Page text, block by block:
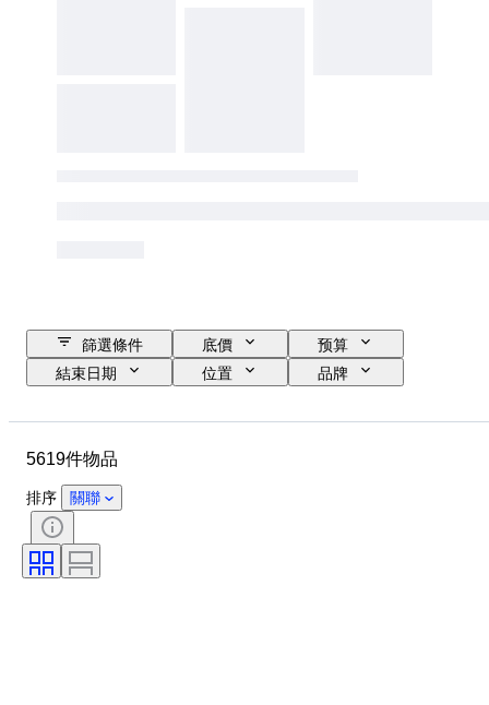
篩選條件 底價
预算
結束日期
位置
品牌
時期
葡萄酒產區
葡萄酒原產地命名控制／分類
Wine Fill Level
葡萄品種
5619件物品
排序 關聯